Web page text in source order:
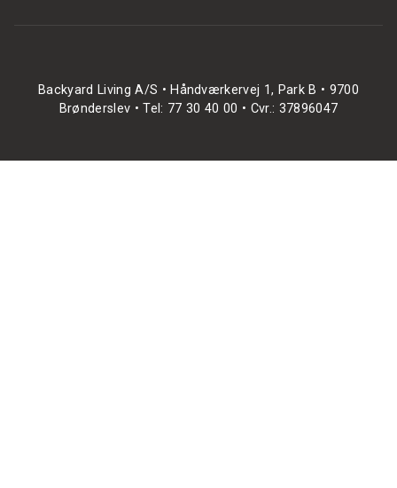
Backyard Living A/S • Håndværkervej 1, Park B • 9700
Brønderslev • Tel: 77 30 40 00 • Cvr.: 37896047